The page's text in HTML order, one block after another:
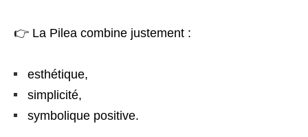
👉 La Pilea combine justement :
esthétique,
simplicité,
symbolique positive.